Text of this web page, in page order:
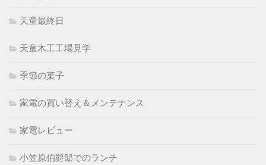
天童最終日
天童木工工場見学
季節の菓子
家電の買い替え＆メンテナンス
家電レビュー
小笠原伯爵邸でのランチ